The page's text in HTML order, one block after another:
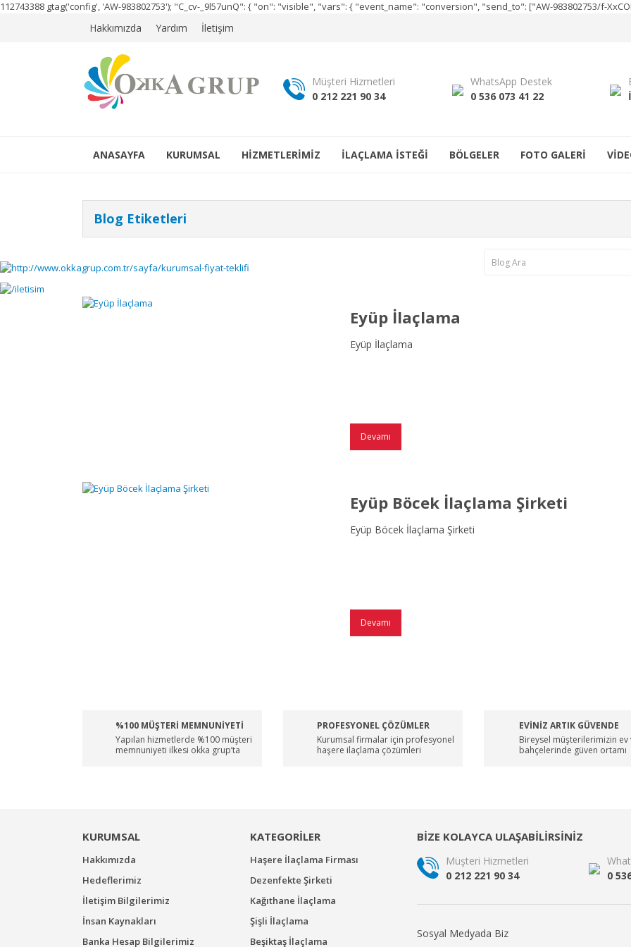
112743388 gtag('config', 'AW-983802753'); "C_cv-_9l57unQ": { "on": "visible", "vars": { "event_name": "conversion", "send_to": ["AW-983802753/f-
Hakkımızda Yardım İletişim
Müşteri Hizmetleri
0 212 221 90 34
WhatsApp Destek
0 536 073 41 22
ANASAYFA KURUMSAL HİZMETLERİMİZ İLAÇLAMA İSTEĞİ BÖLGELER FOTO GALERİ
Blog Etiketleri
Eyüp İlaçlama
Eyüp İlaçlama
Devamı
Eyüp Böcek İlaçlama Şirketi
Eyüp Böcek İlaçlama Şirketi
Devamı
%100 MÜŞTERİ MEMNUNİYETİ
Yapılan hizmetlerde %100 müşteri
memnuniyeti ilkesi okka grup’ta
PROFESYONEL ÇÖZÜMLER
Kurumsal firmalar için profesyonel
haşere ilaçlama çözümleri
EVİNİZ ARTIK GÜVENDE
Bireysel müşterilerimizin ev
bahçelerinde güven ortamı
KURUMSAL
Hakkımızda
Hedeflerimiz
İletişim Bilgilerimiz
İnsan Kaynakları
Banka Hesap Bilgilerimiz
KATEGORİLER
Haşere İlaçlama Firması
Dezenfekte Şirketi
Kağıthane İlaçlama
Şişli İlaçlama
Beşiktaş İlaçlama
BİZE KOLAYCA ULAŞABİLİRSİNİZ
Müşteri Hizmetleri
0 212 221 90 34
0
Sosyal Medyada Biz